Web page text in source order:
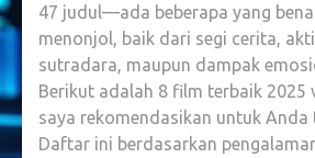
47 judul—ada beberapa yang
menonjol, baik dari segi cerita,
sutradara, maupun dampak
Berikut adalah 8 film terbaik 2025
saya rekomendasikan untuk Anda
Daftar ini berdasarkan